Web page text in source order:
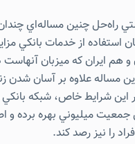
راه‌حل چنين مساله‌اي
استفاده از خدمات بانكي
و هم ايران كه ميزبان آنهاست
مساله علاوه بر آسان شدن
شرايط خاص، شبكه بانكي
جمعيت ميليوني بهره برده و
را نيز رصد كند.